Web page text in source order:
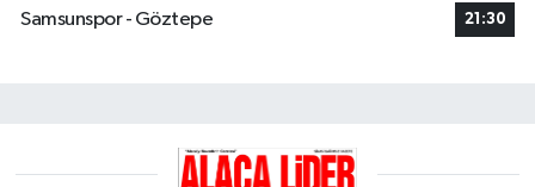
Samsunspor - Göztepe
21:30